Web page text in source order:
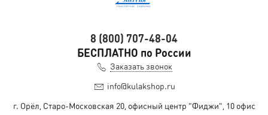
8 (800) 707-48-04
БЕСПЛАТНО по России
Заказать звонок
info@kulakshop.ru
г. Орёл, Старо-Московская 20, офисный центр "Фиджи", 10 офис